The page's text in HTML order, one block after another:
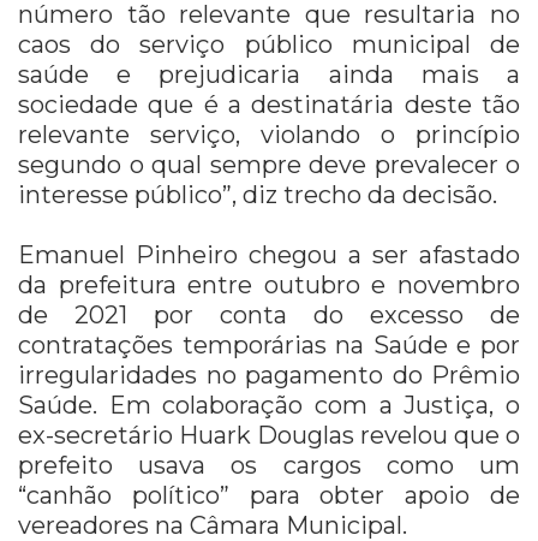
número tão relevante que resultaria no
caos do serviço público municipal de
saúde e prejudicaria ainda mais a
sociedade que é a destinatária deste tão
relevante serviço, violando o princípio
segundo o qual sempre deve prevalecer o
interesse público”, diz trecho da decisão.
Emanuel Pinheiro chegou a ser afastado
da prefeitura entre outubro e novembro
de 2021 por conta do excesso de
contratações temporárias na Saúde e por
irregularidades no pagamento do Prêmio
Saúde. Em colaboração com a Justiça, o
ex-secretário Huark Douglas revelou que o
prefeito usava os cargos como um
“canhão político” para obter apoio de
vereadores na Câmara Municipal.